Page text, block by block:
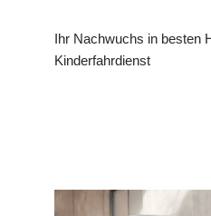
Ihr Nachwuchs in besten
Kinderfahrdienst